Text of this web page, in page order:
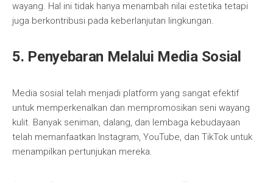
wayang. Hal ini tidak hanya menambah nilai estetika tetapi
juga berkontribusi pada keberlanjutan lingkungan.
5. Penyebaran Melalui Media Sosial
Media sosial telah menjadi platform yang sangat efektif
untuk memperkenalkan dan mempromosikan seni wayang
kulit. Banyak seniman, dalang, dan lembaga kebudayaan
telah memanfaatkan Instagram, YouTube, dan TikTok untuk
menampilkan pertunjukan mereka.